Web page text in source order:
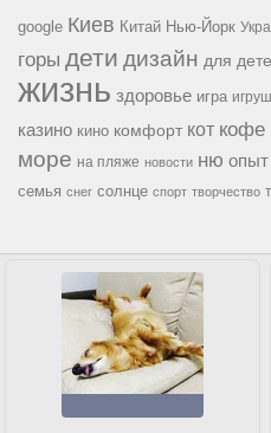
google Киев Китай Нью-Йорк
горы дети дизайн для
жизнь здоровье игра
казино кино комфорт кот кофе
море на пляже новости ню опыт
семья снег солнце спорт творчество